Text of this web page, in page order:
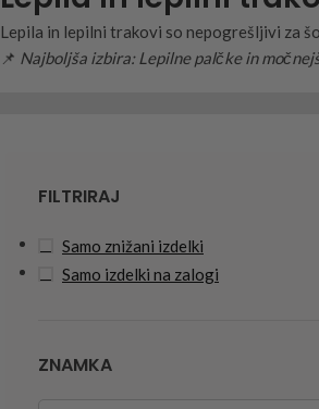
Lepila in lepilni trakovi so nepogrešljivi za
📌 Najboljša izbira: Lepilne palčke in
FILTRIRAJ
Samo znižani izdelki
Samo izdelki na zalogi
ZNAMKA